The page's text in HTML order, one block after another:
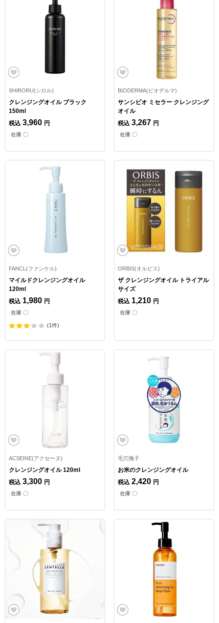
SHIRORU(シロル)
クレンジングオイル ブラック
150ml
税込 3,960 円
在庫 〇
BIODERMA(ビオデルマ)
サンシビオ ミセラー クレンジング
オイル
税込 3,267 円
在庫 〇
FANCL(ファンケル)
マイルドクレンジングオイル
120ml
税込 1,980 円
在庫 〇
(1件)
ORBIS(オルビス)
ザ クレンジングオイル トライアル
サイズ
税込 1,210 円
在庫 〇
ACSEINE(アクセーヌ)
クレンジングオイル 120ml
税込 3,300 円
在庫 〇
毛穴撫子
お米のクレンジングオイル
税込 2,420 円
在庫 〇